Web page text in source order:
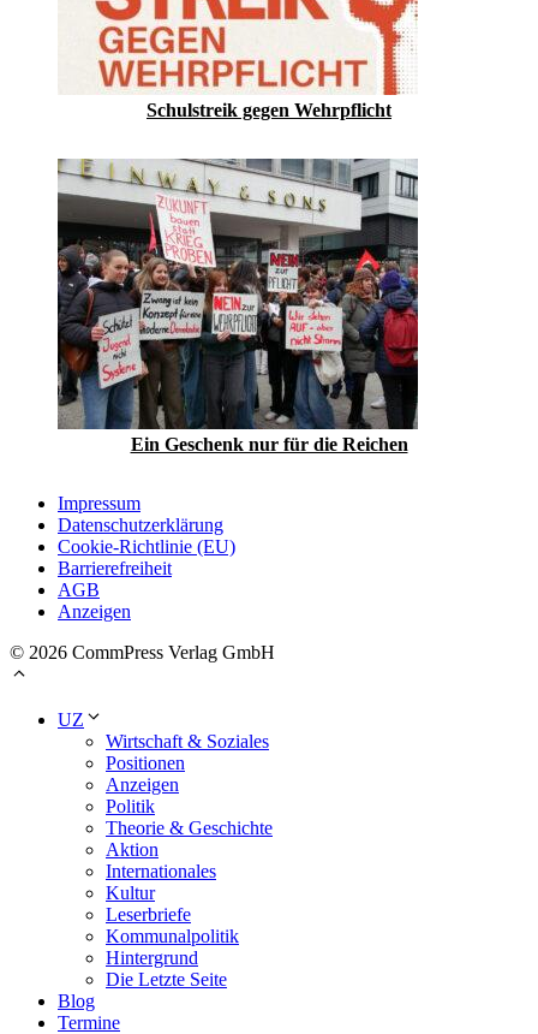
Schulstreik gegen Wehrpflicht
Ein Geschenk nur für die Reichen
Impressum
Datenschutzerklärung
Cookie-Richtlinie (EU)
Barrierefreiheit
AGB
Anzeigen
© 2026 CommPress Verlag GmbH
UZ
Wirtschaft & Soziales
Positionen
Anzeigen
Politik
Theorie & Geschichte
Aktion
Internationales
Kultur
Leserbriefe
Kommunalpolitik
Hintergrund
Die Letzte Seite
Blog
Termine